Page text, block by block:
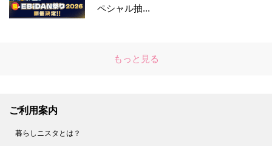
ペシャル抽...
もっと見る
ご利用案内
暮らしニスタとは？